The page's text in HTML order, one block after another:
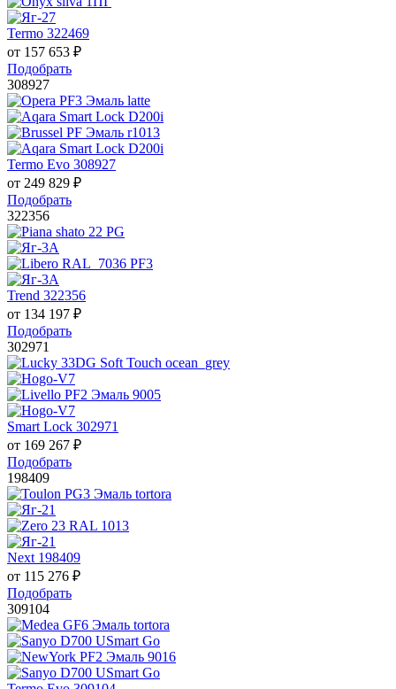
Termo 322469
от 157 653 ₽
Подобрать
308927
Termo Evo 308927
от 249 829 ₽
Подобрать
322356
Trend 322356
от 134 197 ₽
Подобрать
302971
Smart Lock 302971
от 169 267 ₽
Подобрать
198409
Next 198409
от 115 276 ₽
Подобрать
309104